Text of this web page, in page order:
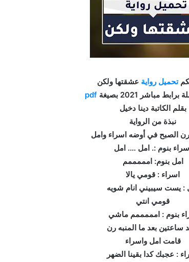
تحميل رواية عشقتها ولكن
مباشر 2021 بصيغة
pdf
بقلم الكاتبة دينا دخيل
نبذة من الرواية
الصبح في أوضه اسراء وامل
بنوم :. امل …. امل
امل بنوم: امممممم
اسراء : قومي يالا
: يست سيبيني انام شويه
قومي انتي
بنوم : امممممم ماشي
ساعتين بعد ما المنبه رن
قامت امل واسراء
: عجبك كدا بقينا الضهر